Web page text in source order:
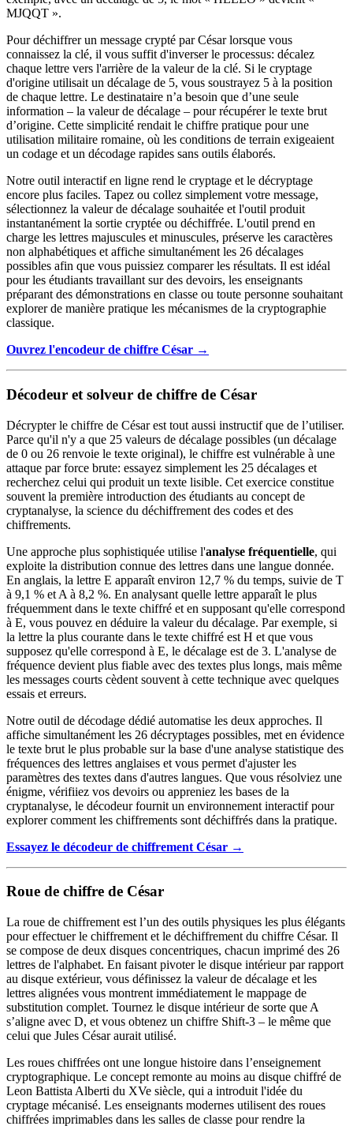
MJQQT ».
Pour déchiffrer un message crypté par César lorsque vous
connaissez la clé, il vous suffit d'inverser le processus: décalez
chaque lettre vers l'arrière de la valeur de la clé. Si le cryptage
d'origine utilisait un décalage de 5, vous soustrayez 5 à la position
de chaque lettre. Le destinataire n’a besoin que d’une seule
information – la valeur de décalage – pour récupérer le texte brut
d’origine. Cette simplicité rendait le chiffre pratique pour une
utilisation militaire romaine, où les conditions de terrain exigeaient
un codage et un décodage rapides sans outils élaborés.
Notre outil interactif en ligne rend le cryptage et le décryptage
encore plus faciles. Tapez ou collez simplement votre message,
sélectionnez la valeur de décalage souhaitée et l'outil produit
instantanément la sortie cryptée ou déchiffrée. L'outil prend en
charge les lettres majuscules et minuscules, préserve les caractères
non alphabétiques et affiche simultanément les 26 décalages
possibles afin que vous puissiez comparer les résultats. Il est idéal
pour les étudiants travaillant sur des devoirs, les enseignants
préparant des démonstrations en classe ou toute personne souhaitant
explorer de manière pratique les mécanismes de la cryptographie
classique.
Ouvrez l'encodeur de chiffre César →
Décodeur et solveur de chiffre de César
Décrypter le chiffre de César est tout aussi instructif que de l’utiliser.
Parce qu'il n'y a que 25 valeurs de décalage possibles (un décalage
de 0 ou 26 renvoie le texte original), le chiffre est vulnérable à une
attaque par force brute: essayez simplement les 25 décalages et
recherchez celui qui produit un texte lisible. Cet exercice constitue
souvent la première introduction des étudiants au concept de
cryptanalyse, la science du déchiffrement des codes et des
chiffrements.
Une approche plus sophistiquée utilise l'analyse fréquentielle, qui
exploite la distribution connue des lettres dans une langue donnée.
En anglais, la lettre E apparaît environ 12,7 % du temps, suivie de T
à 9,1 % et A à 8,2 %. En analysant quelle lettre apparaît le plus
fréquemment dans le texte chiffré et en supposant qu'elle correspond
à E, vous pouvez en déduire la valeur du décalage. Par exemple, si
la lettre la plus courante dans le texte chiffré est H et que vous
supposez qu'elle correspond à E, le décalage est de 3. L'analyse de
fréquence devient plus fiable avec des textes plus longs, mais même
les messages courts cèdent souvent à cette technique avec quelques
essais et erreurs.
Notre outil de décodage dédié automatise les deux approches. Il
affiche simultanément les 26 décryptages possibles, met en évidence
le texte brut le plus probable sur la base d'une analyse statistique des
fréquences des lettres anglaises et vous permet d'ajuster les
paramètres des textes dans d'autres langues. Que vous résolviez une
énigme, vérifiiez vos devoirs ou appreniez les bases de la
cryptanalyse, le décodeur fournit un environnement interactif pour
explorer comment les chiffrements sont déchiffrés dans la pratique.
Essayez le décodeur de chiffrement César →
Roue de chiffre de César
La roue de chiffrement est l’un des outils physiques les plus élégants
pour effectuer le chiffrement et le déchiffrement du chiffre César. Il
se compose de deux disques concentriques, chacun imprimé des 26
lettres de l'alphabet. En faisant pivoter le disque intérieur par rapport
au disque extérieur, vous définissez la valeur de décalage et les
lettres alignées vous montrent immédiatement le mappage de
substitution complet. Tournez le disque intérieur de sorte que A
s’aligne avec D, et vous obtenez un chiffre Shift-3 – le même que
celui que Jules César aurait utilisé.
Les roues chiffrées ont une longue histoire dans l’enseignement
cryptographique. Le concept remonte au moins au disque chiffré de
Leon Battista Alberti du XVe siècle, qui a introduit l'idée du
cryptage mécanisé. Les enseignants modernes utilisent des roues
chiffrées imprimables dans les salles de classe pour rendre la